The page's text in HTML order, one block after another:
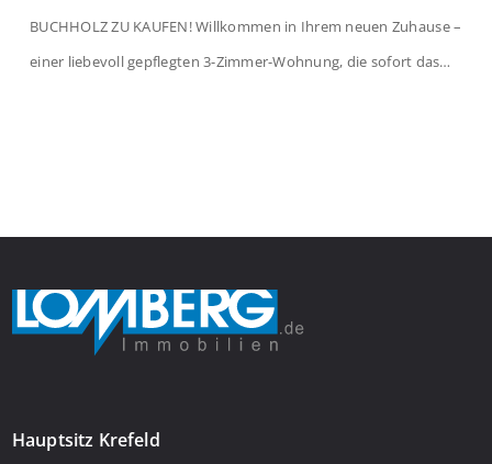
BUCHHOLZ ZU KAUFEN! Willkommen in Ihrem neuen Zuhause –
einer liebevoll gepflegten 3-Zimmer-Wohnung, die sofort das
Hauptsitz Krefeld